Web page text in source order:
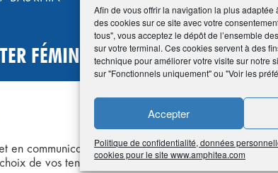
Afin de vous offrir la navigation la plus
des cookies sur ce site avec votre
tous", vous acceptez le dépôt de l’ensemble
sur votre terminal. Ces cookies servent à des
technique pour améliorer votre visite sur notre
sur "Fonctionnels uniquement" ou "Voir les
Accepter
Politique de confidentialité, données
cookies pour le site www.amphitea.com
FÉMININ ET ACCESSOIRES
en communication, auprès de vous depuis 20 ans
de vos tenues et de vos styles .